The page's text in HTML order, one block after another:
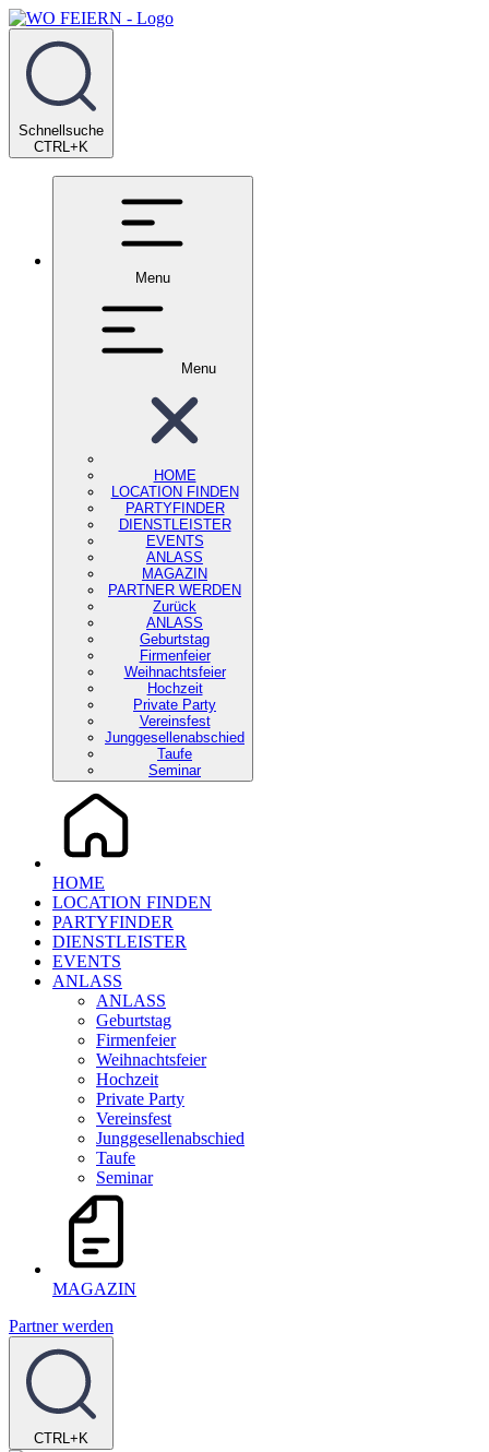
Schnellsuche
CTRL+K
Menu
Menu
HOME
LOCATION FINDEN
PARTYFINDER
DIENSTLEISTER
EVENTS
ANLASS
MAGAZIN
PARTNER WERDEN
Zurück
ANLASS
Geburtstag
Firmenfeier
Weihnachtsfeier
Hochzeit
Private Party
Vereinsfest
Junggesellenabschied
Taufe
Seminar
HOME
LOCATION FINDEN
PARTYFINDER
DIENSTLEISTER
EVENTS
ANLASS
ANLASS
Geburtstag
Firmenfeier
Weihnachtsfeier
Hochzeit
Private Party
Vereinsfest
Junggesellenabschied
Taufe
Seminar
MAGAZIN
Partner werden
CTRL+K